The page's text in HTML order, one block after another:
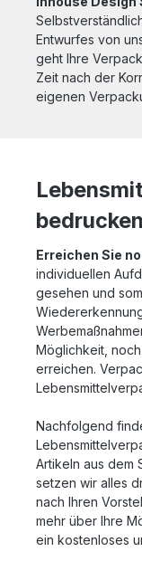
Entwurfes von
geht Ihre
Zeit nach der
eigenen
Erreichen Sie
individuellen
gesehen und
Möglichkeit,
erreichen.
Nachfolgend
Artikeln aus dem
setzen wir alles
nach Ihren
mehr über Ihre
ein kostenloses